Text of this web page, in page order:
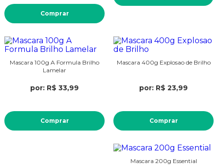
Comprar
Mascara 100g A Formula Brilho
Lamelar
por: R$ 33,99
Comprar
Mascara 400g Explosao de Brilho
por: R$ 23,99
Comprar
Mascara 200g Essential